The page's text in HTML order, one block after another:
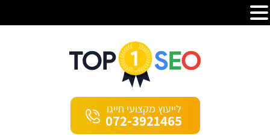
לייעוץ מקצועי חייגו
072-3921465